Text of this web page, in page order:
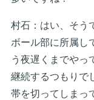
村石：はい、そう
ボール部に所属し
う夜遅くまでやっ
継続するつもりで
帯を切ってしまっ